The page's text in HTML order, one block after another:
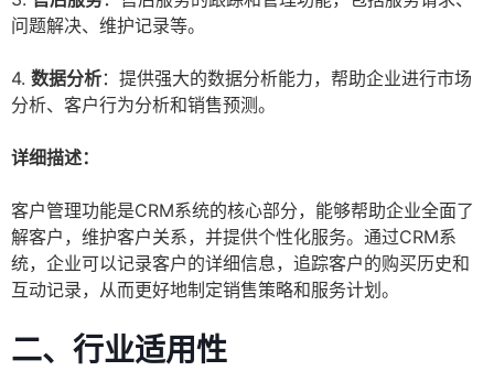
问题解决、维护记录等。
4. 数据分析：提供强大的数据分析能力，帮助企业进行市场
分析、客户行为分析和销售预测。
详细描述：
客户管理功能是CRM系统的核心部分，能够帮助企业全面了
解客户，维护客户关系，并提供个性化服务。通过CRM系
统，企业可以记录客户的详细信息，追踪客户的购买历史和
互动记录，从而更好地制定销售策略和服务计划。
二、行业适用性